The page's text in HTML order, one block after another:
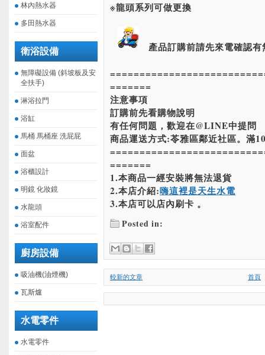
林內熱水器
多田熱水器
衛浴設備
無障礙設備 (斜坡板及安
全扶手)
淋浴拉門
浴缸
馬桶 馬桶座 洗屁屁
面盆
浴櫃設計
明鏡 化妝鏡
水龍頭
浴室配件
廚房設備
吸油機(油煙機)
瓦斯爐
水電零件
水電零件
※龍頭系列可做更換
產品訂購前請先來電確認有
=======
注意事項
訂購前先看購物說明
有任何問題，歡迎在@LINE中提問
商品運送方式:苓雅區鄰近社區。滿
=======
1.本商品一經安裝將無法退貨
2.本店介紹:嗨這裡是天生水電
3.本店可以店內刷卡 。
Posted in:
較新的文章 首頁